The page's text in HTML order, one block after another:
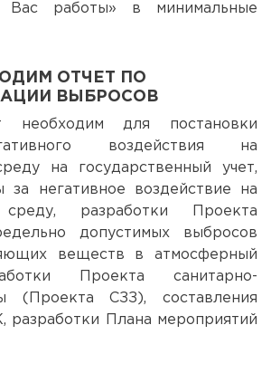
Вас работы» в минимальные
ОТЧЕТ ПО
ВЫБРОСОВ
необходим для постановки
воздействия на
на государственный учет,
за негативное воздействие на
разработки Проекта
допустимых выбросов
веществ в атмосферный
Проекта санитарно-
(Проекта СЗЗ), составления
разработки Плана мероприятий